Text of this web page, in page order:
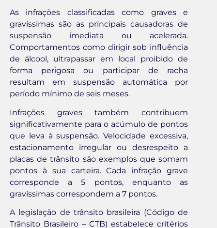
As infrações classificadas como graves e
gravíssimas são as principais causadoras de
suspensão imediata ou acelerada.
Comportamentos como dirigir sob influência
de álcool, ultrapassar em local proibido de
forma perigosa ou participar de racha
resultam em suspensão automática por
período mínimo de seis meses.
Infrações graves também contribuem
significativamente para o acúmulo de pontos
que leva à suspensão. Velocidade excessiva,
estacionamento irregular ou desrespeito a
placas de trânsito são exemplos que somam
pontos à sua carteira. Cada infração grave
corresponde a 5 pontos, enquanto as
gravíssimas correspondem a 7 pontos.
A legislação de trânsito brasileira (Código de
Trânsito Brasileiro – CTB) estabelece critérios